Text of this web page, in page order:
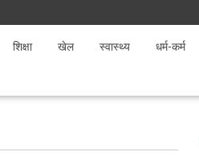
शिक्षा खेल स्वास्थ्य धर्म-कर्म